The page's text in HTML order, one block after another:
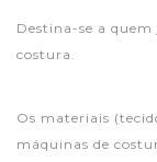
Destina-se a
costura.
Os materiais
máquinas de